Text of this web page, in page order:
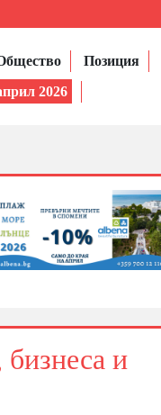
Позиция
2026
и